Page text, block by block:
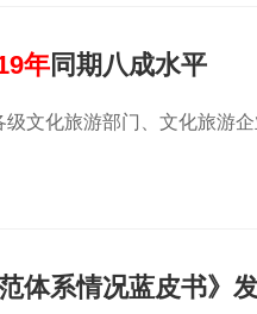
年同期八成水平
文化旅游部门、文化旅游
体系情况蓝皮书》